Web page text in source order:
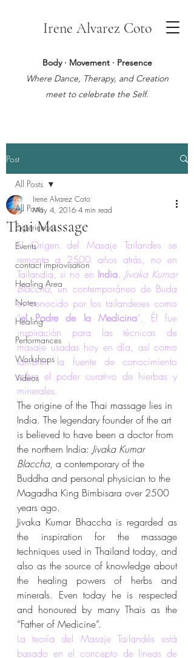
Irene Alvarez Coto
Body · Movement · Presence
Where Dance, Therapy, and Creation
meet to celebrate the Self.
Post
All Posts
Experiences
Events
contact improvisation
Healing Area
Notes
Healing
Performances
Workshops
Videos
All Posts
Thai Massage
Irene Alvarez Coto
May 4, 2016 4 min read
El Origen del Masaje Tailandes se
remonta a 2500 años atrás, no en
Tailandia, si no en India. Jivaka Kumar
Blaccha, un contemporáneo de Buda
es conocido por los tailandeses como
“el Padre de la Medicina“. Él fue
inspiración para las técnicas de
masaje usadas hoy en día, así como
también la fuente de conocimiento
sobre el poder curativo de hierbas y
minerales.
The origine of the Thai massage lies in
India. The legendary founder of the art
is believed to have been a doctor from
the northern India: Jivaka Kumar
Blaccha, a contemporary of the
Buddha and personal physician to the
Magadha King Bimbisara over 2500
years ago.
Jivaka Kumar Bhaccha is regarded as
the inspiration for the massage
techniques used in Thailand today, and
also as the source of knowledge about
the healing powers of herbs and
minerals. Even today he is respected
and honoured by many Thais as the
“Father of Medicine”.
La teoría del Masaje Tailandés está
basado en el concepto de lineas de